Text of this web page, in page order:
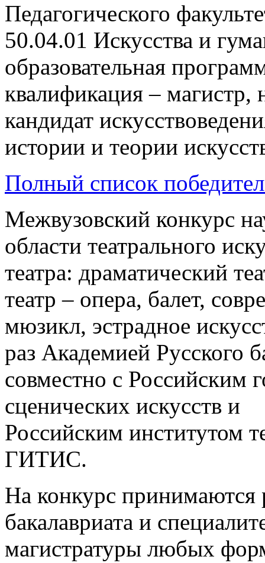
Педагогического
50.04.01 Искусства и
образовательная
квалификация – магистр,
кандидат
истории и теории
Полный список
Межвузовский конкурс
области театрального
театра: драматический
театр – опера, балет,
мюзикл, эстрадное
раз Академией Русского
совместно с Российским
сценических искусств и
Российским институтом
ГИТИС.
На конкурс принимаются
бакалавриата и
магистратуры любых